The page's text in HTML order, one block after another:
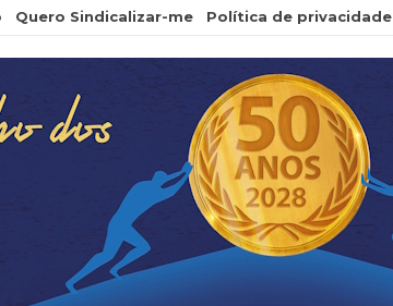
Quero Sindicalizar-me Política de privacidade